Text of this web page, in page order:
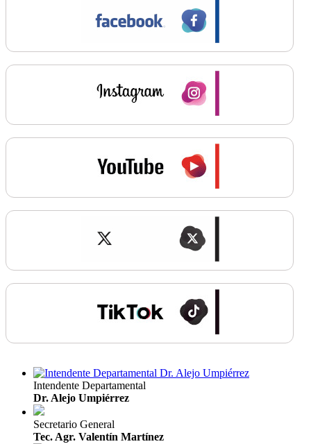
Intendente Departamental
Dr. Alejo Umpiérrez
Secretario General
Tec. Agr. Valentín Martínez